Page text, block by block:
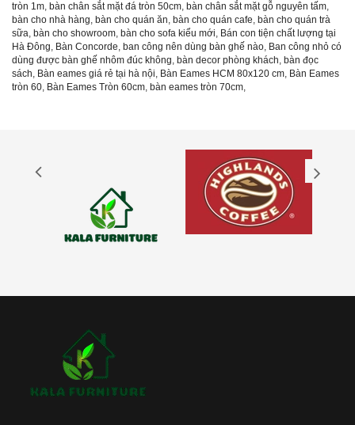
tròn 1m, bàn chân sắt mặt đá tròn 50cm, bàn chân sắt mặt gỗ nguyên tấm,
bàn cho nhà hàng, bàn cho quán ăn, bàn cho quán cafe, bàn cho quán trà
sữa, bàn cho showroom, bàn cho sofa kiểu mới, Bán con tiện chất lượng tại
Hà Đông, Bàn Concorde, ban công nên dùng bàn ghế nào, Ban công nhỏ có
dùng được bàn ghế nhôm đúc không, bàn decor phòng khách, bàn đọc
sách, Bàn eames giá rẻ tại hà nội, Bàn Eames HCM 80x120 cm, Bàn Eames
tròn 60, Bàn Eames Tròn 60cm, bàn eames tròn 70cm,